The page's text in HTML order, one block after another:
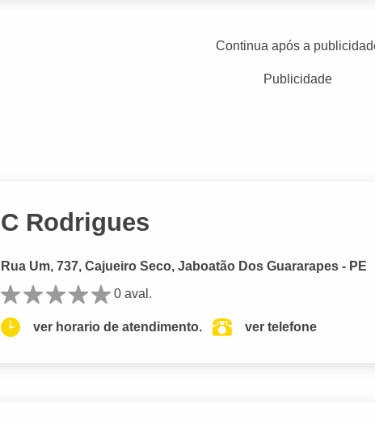
Continua após a
Publicidade
C Rodrigues
Rua Um, 737, Cajueiro Seco, Jaboatão Dos Guararapes - PE
0 aval.
ver horario de atendimento. ver telefone